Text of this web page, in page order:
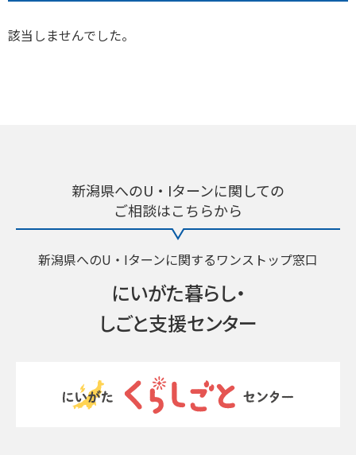
該当しませんでした。
新潟県へのU・Iターンに関しての
ご相談はこちらから
新潟県へのU・Iターンに関するワンストップ窓口
にいがた暮らし・
しごと支援センター